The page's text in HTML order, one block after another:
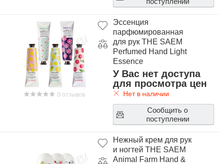
0 отзывов
Эссенция
парфюмированная
для рук THE SAEM
Perfumed Hand Light
Essence
У Вас нет доступа
для просмотра цен
Нет в наличии
Сообщить о
поступлении
Нежный крем для рук
и ногтей THE SAEM
Animal Farm Hand &